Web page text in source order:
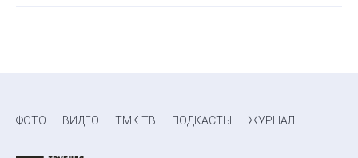
ФОТО ВИДЕО ТМК ТВ ПОДКАСТЫ ЖУРНАЛ